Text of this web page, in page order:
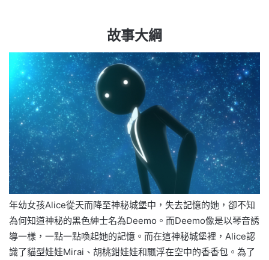
故事大綱
年幼女孩Alice從天而降至神秘城堡中，失去記憶的她，卻不知
為何知道神秘的黑色紳士名為Deemo。而Deemo像是以琴音誘
導一樣，一點一點喚起她的記憶。而在這神秘城堡裡，Alice認
識了貓型娃娃Mirai、胡桃鉗娃娃和飄浮在空中的香香包。為了